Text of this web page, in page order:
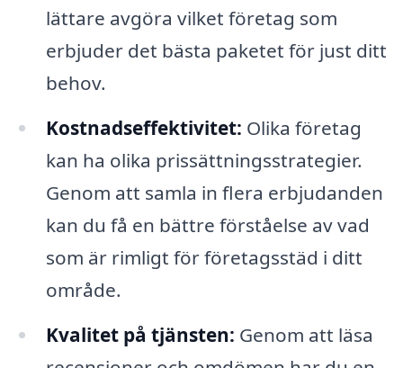
lättare avgöra vilket företag som
erbjuder det bästa paketet för just ditt
behov.
Kostnadseffektivitet: Olika företag
kan ha olika prissättningsstrategier.
Genom att samla in flera erbjudanden
kan du få en bättre förståelse av vad
som är rimligt för företagsstäd i ditt
område.
Kvalitet på tjänsten: Genom att läsa